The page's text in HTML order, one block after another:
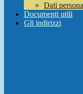
Dati
Documenti utili
Gli indirizzi